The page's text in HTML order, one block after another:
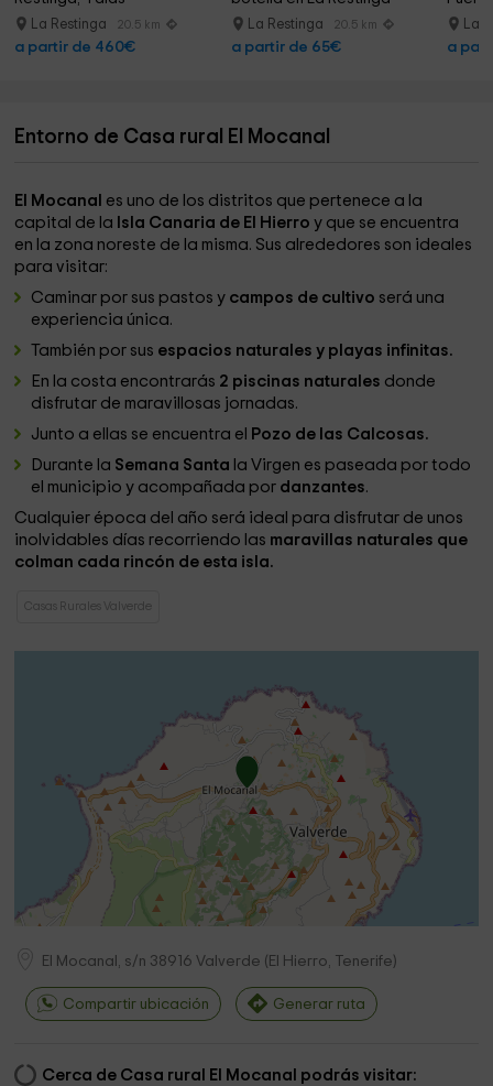
La Restinga 20.5 km
a partir de 460€
La Restinga 20.5 km
a partir de 65€
La
a
Entorno de Casa rural El Mocanal
El Mocanal es uno de los distritos que pertenece a la
capital de la Isla Canaria de El Hierroy que se encuentra
en la zona noreste de la misma. Sus alrededores son ideales
para visitar:
Caminar por sus pastos y campos de cultivo será una
experiencia única.
También por sus espacios naturales y playas infinitas.
En la costa encontrarás 2 piscinas naturales donde
disfrutar de maravillosas jornadas.
Junto a ellas se encuentra el
Pozo de las Calcosas.
Durante la Semana Santa la Virgen es paseada por todo
el municipio y acompañada por danzantes.
Cualquier época del año será ideal para disfrutar de unos
inolvidables días recorriendo las maravillas naturales que
colman cada rincón de esta isla.
Casas Rurales Valverde
El Mocanal, s/n 38916 Valverde ( El Hierro, Tenerife)
Compartir ubicación Generar ruta
Cerca de Casa rural El Mocanal podrás visitar: